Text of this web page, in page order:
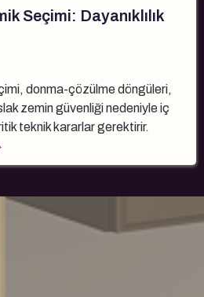
Seçimi: Dayanıklılık
donma-çözülme döngüleri,
zemin güvenliği nedeniyle iç
teknik kararlar gerektirir.